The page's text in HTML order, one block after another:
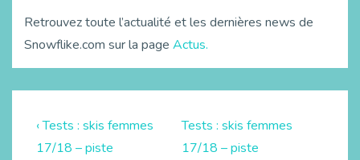
Retrouvez toute l’actualité et les dernières news de
Snowflike.com sur la page Actus.
‹ Tests : skis femmes
17/18 – piste
Tests : skis femmes
17/18 – piste